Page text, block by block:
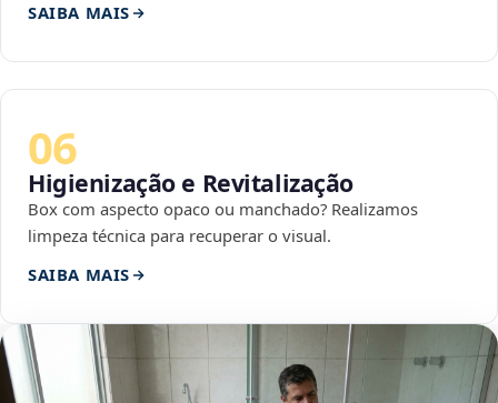
SAIBA MAIS
06
Higienização e Revitalização
Box com aspecto opaco ou manchado? Realizamos
limpeza técnica para recuperar o visual.
SAIBA MAIS